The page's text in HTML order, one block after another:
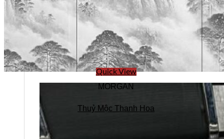
Quick View
MORGAN
Thuỷ Mộc Thanh Hoa